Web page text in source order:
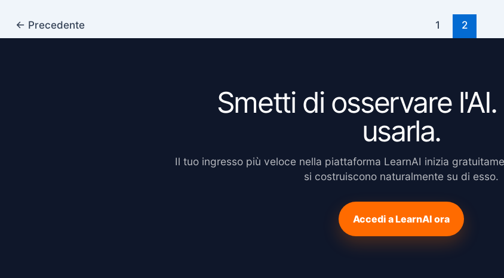
← Precedente 1 2
Smetti di osservare l'AI.
usarla.
Il tuo ingresso più veloce nella piattaforma LearnAI inizia
si costruiscono naturalmente su di esso.
Accedi a LearnAI ora